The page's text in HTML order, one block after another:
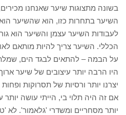
בשונה מתצוגות שיער שאנחנו
השיער בתחרות כזו, הוא שהשיער
לעבודות השיער עצמן והשיער הוא
הכללי. השיער צריך להיות מותאם
על הבמה – להתאים לבגד הים,
היו הרבה יותר עיצובים של שיער
יצרנו יותר ורסיות של תסרוקות ופחות
אם זה היה תלוי בי, הייתי עושה
יותר מסחריים ומשדרי 'גלאמור'. לא